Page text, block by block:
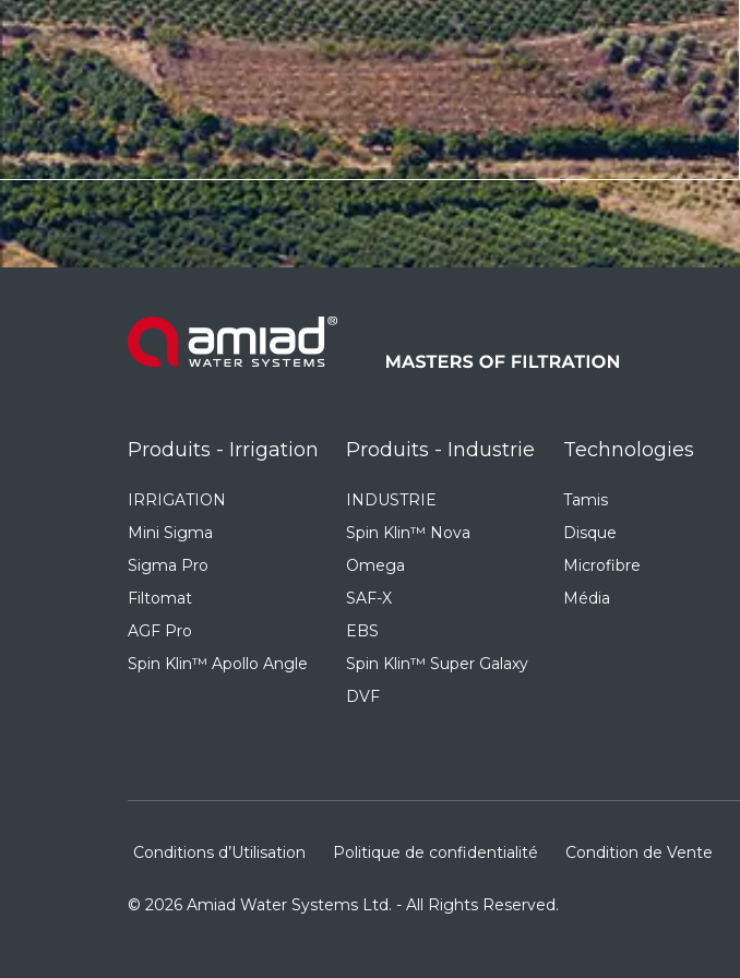
Produits - Irrigation
IRRIGATION
Mini Sigma
Sigma Pro
Filtomat
AGF Pro
Spin Klin™ Apollo Angle
Produits - Industrie
INDUSTRIE
Spin Klin™ Nova
Omega
SAF-X
EBS
Spin Klin™ Super Galaxy
DVF
Technologies
Tamis
Disque
Microfibre
Média
Conditions d’Utilisation Politique de confidentialité Condition de Vente
© 2026 Amiad Water Systems Ltd. - All Rights Reserved.